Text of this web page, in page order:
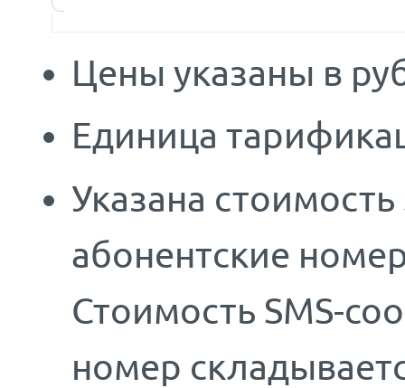
Цены указаны в
Единица
Указана
абонентские
Стоимость SMS-
номер